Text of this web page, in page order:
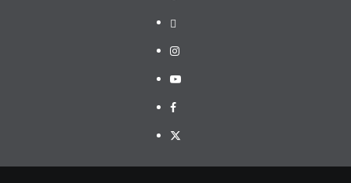
threads
Instagram
Youtube
Facebook
X